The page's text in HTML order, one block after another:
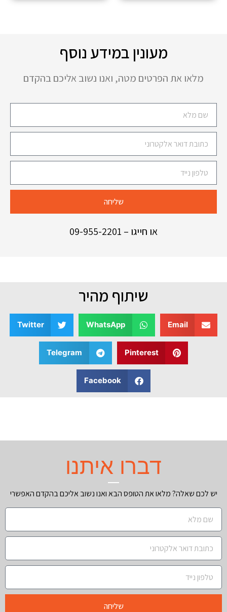
מעונין במידע נוסף
מלאו את הפרטים מטה, ואנו נשוב אליכם בהקדם
שליחה
או חייגו – 09-955-2201
שיתוף מהיר
Email
WhatsApp
Twitter
Pinterest
Telegram
Facebook
דברו איתנו
יש לכם שאלה? מלאו את הטופס הבא ואנו נשוב אליכם בהקדם האפשרי
שליחה